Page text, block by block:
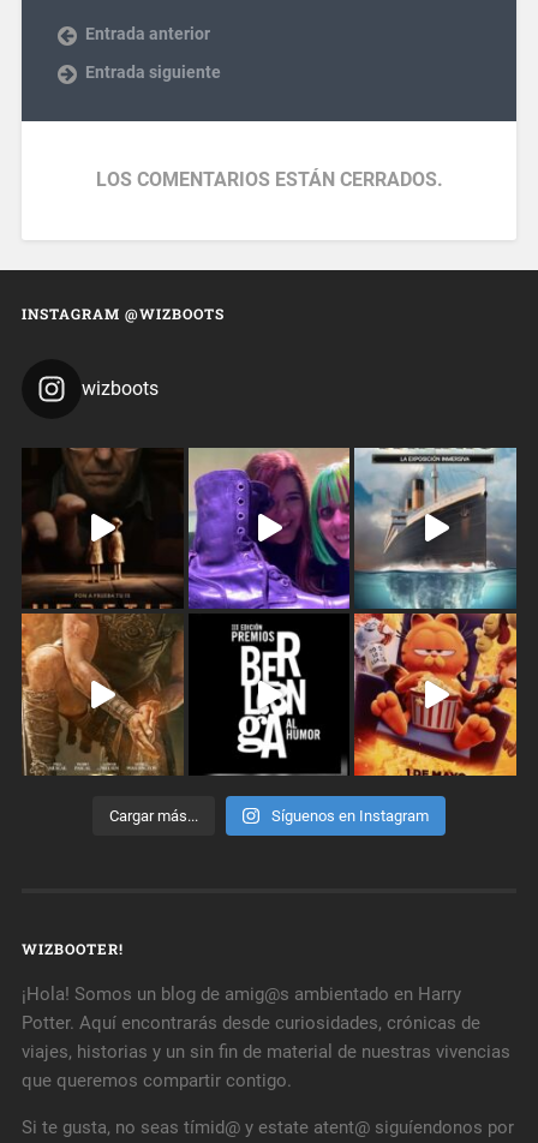
Entrada anterior
Entrada siguiente
LOS COMENTARIOS ESTÁN CERRADOS.
INSTAGRAM @WIZBOOTS
wizboots
Cargar más... Síguenos en Instagram
WIZBOOTER!
¡Hola! Somos un blog de amig@s ambientado en Harry
Potter. Aquí encontrarás desde curiosidades, crónicas de
viajes, historias y un sin fin de material de nuestras vivencias
que queremos compartir contigo.
Si te gusta, no seas tímid@ y estate atent@ siguíendonos por